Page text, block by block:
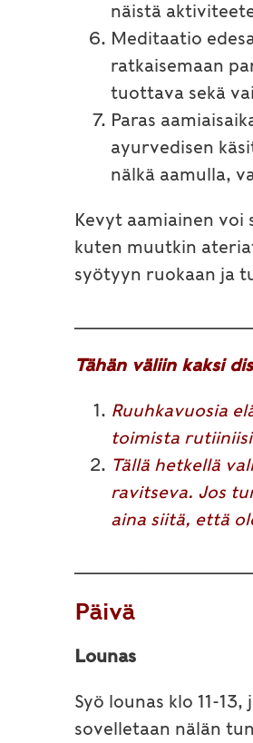
näistä
Meditaatio
ratkaisemaan
tuottava sekä
Paras
ayurvedisen
nälkä aamulla,
Kevyt aamiainen voi
kuten muutkin
syötyyn ruokaan ja
Tähän väliin kaksi
Ruuhkavuosia
toimista
Tällä hetkellä
ravitseva. Jos
aina siitä, että
Päivä
Lounas
Syö lounas klo 11-
sovelletaan nälän